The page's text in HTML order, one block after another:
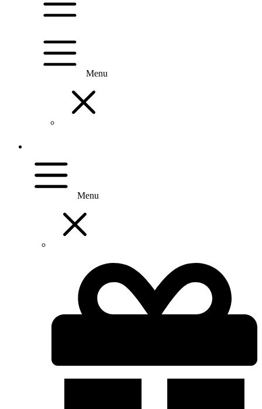
Menu
Menu